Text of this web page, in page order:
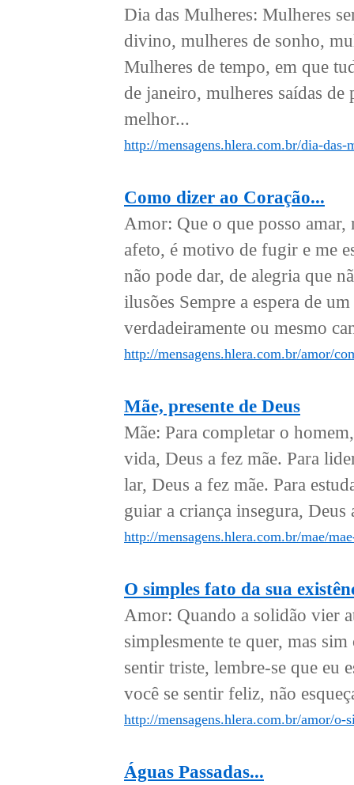
Dia das Mulheres: Mulheres
divino, mulheres de sonho,
Mulheres de tempo, em que
de janeiro, mulheres saídas
melhor...
http://mensagens.hlera.com.br/dia-
Como dizer ao Coração...
Amor: Que o que posso amar,
afeto, é motivo de fugir e me
não pode dar, de alegria que
ilusões Sempre a espera de
verdadeiramente ou mesmo
http://mensagens.hlera.com.br/amor/
Mãe, presente de Deus
Mãe: Para completar o
vida, Deus a fez mãe. Para
lar, Deus a fez mãe. Para
guiar a criança insegura, Deus
http://mensagens.hlera.com.br/mae/
O simples fato da sua
Amor: Quando a solidão vier
simplesmente te quer, mas
sentir triste, lembre-se que eu
você se sentir feliz, não
http://mensagens.hlera.com.br/amor/o-
Águas Passadas...